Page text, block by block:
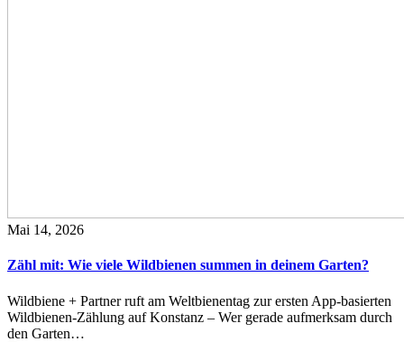
Mai 14, 2026
Zähl mit: Wie viele Wildbienen summen in deinem Garten?
Wildbiene + Partner ruft am Weltbienentag zur ersten App-basierten
Wildbienen-Zählung auf Konstanz – Wer gerade aufmerksam durch
den Garten…